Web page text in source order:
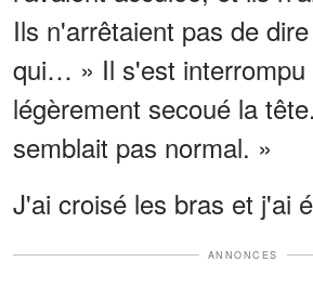
Ils n'arrêtaient pas de
qui… » Il s'est interrompu
légèrement secoué la
semblait pas normal. »
J'ai croisé les bras et j'ai
ANNONCES